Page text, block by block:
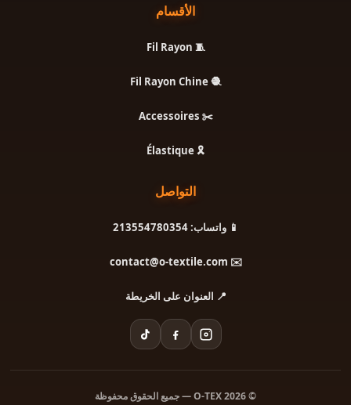
الأقسام
🧵 Fil Rayon
🧶 Fil Rayon Chine
✂️ Accessoires
🎗️ Élastique
التواصل
📱 واتساب: 213554780354
✉️ contact@o-textile.com
📍 العنوان على الخريطة
© 2026 O-TEX — جميع الحقوق محفوظة